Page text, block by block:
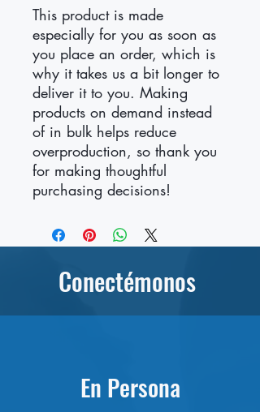
This product is made
especially for you as soon as
you place an order, which is
why it takes us a bit longer to
deliver it to you. Making
products on demand instead
of in bulk helps reduce
overproduction, so thank you
for making thoughtful
purchasing decisions!
Conectémonos
En Persona